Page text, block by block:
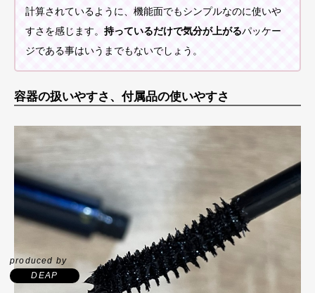
produced by
DEAP
計算されているように、機能面でもシンプルなのに使いや
すさを感じます。 持っているだけで気分が上がるパッケー
ジである事はいうまでもないでしょう。
容器の扱いやすさ、付属品の使いやすさ